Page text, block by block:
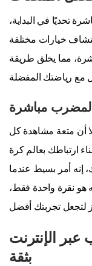
تحديًا في البداية،
خيارات مختلفة
مما يخلق طريقة
مباشرة
أن متعة مشاهدة كل
ارتباطك بعالم كرة
إنه أمر بسيط عندما
هو نقرة واحدة فقط،
الإنترنت
بثقة